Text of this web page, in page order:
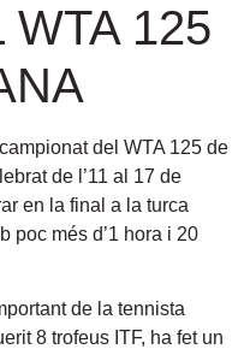
WTA 125
del WTA 125 de
de l’11 al 17 de
en la final a la turca
poc més d’1 hora i 20
de la tennista
8 trofeus ITF, ha fet un